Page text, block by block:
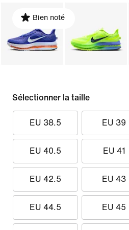
Bien noté
Sélectionner la taille
EU 38.5 EU 39
EU 40.5 EU 41
EU 42.5 EU 43
EU 44.5 EU 45